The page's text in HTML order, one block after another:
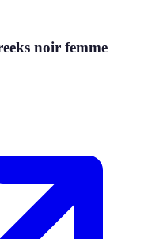
noir femme